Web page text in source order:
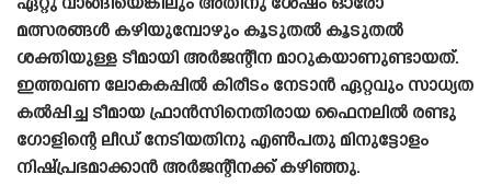
ഏറ്റു വാങ്ങിയെങ്കിലും അതിനു ശേഷം ഓരോ
മത്സരങ്ങൾ കഴിയുമ്പോഴും കൂടുതൽ കൂടുതൽ
ശക്തിയുള്ള ടീമായി അർജന്റീന മാറുകയാണുണ്ടായത്.
ഇത്തവണ ലോകകപ്പിൽ കിരീടം നേടാൻ ഏറ്റവും സാധ്യത
കൽപ്പിച്ച ടീമായ ഫ്രാൻസിനെതിരായ ഫൈനലിൽ രണ്ടു
ഗോളിന്റെ ലീഡ് നേടിയതിനു എൺപതു മിനുട്ടോളം
നിഷ്പ്രഭമാക്കാൻ അർജന്റീനക്ക് കഴിഞ്ഞു.